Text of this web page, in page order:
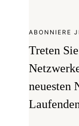
ABONNIERE
Treten
neuesten